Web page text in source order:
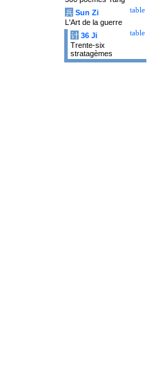
table
兵 Sun Zi
L'Art de la guerre
table
计 36 Ji
Trente-six
stratagèmes